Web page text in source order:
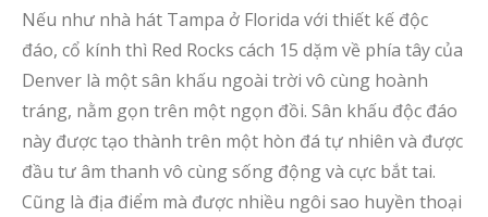
Nếu như nhà hát Tampa ở Florida với thiết kế độc
đáo, cổ kính thì Red Rocks cách 15 dặm về phía tây của
Denver là một sân khấu ngoài trời vô cùng hoành
tráng, nằm gọn trên một ngọn đồi. Sân khấu độc đáo
này được tạo thành trên một hòn đá tự nhiên và được
đầu tư âm thanh vô cùng sống động và cực bắt tai.
Cũng là địa điểm mà được nhiều ngôi sao huyền thoại